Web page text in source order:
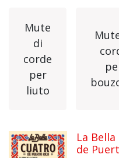
Mute
di
corde
per
liuto
La
de